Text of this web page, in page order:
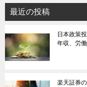
最近の投稿
日本政策
年収、労
楽天証券